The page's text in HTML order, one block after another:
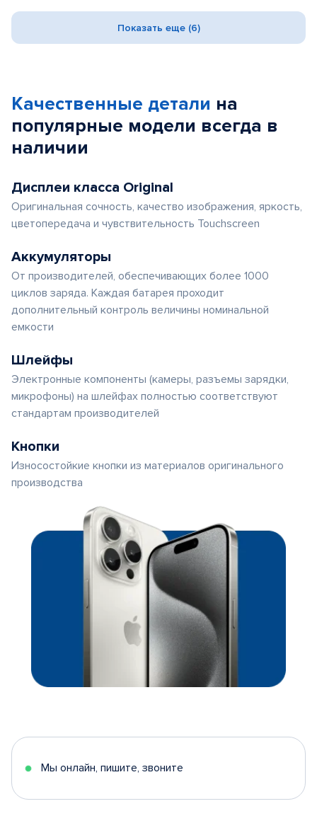
Показать еще (6)
Качественные детали на
популярные модели всегда в
наличии
Дисплеи класса Original
Оригинальная сочность, качество изображения, яркость,
цветопередача и чувствительность Touchscreen
Аккумуляторы
От производителей, обеспечивающих более 1000
циклов заряда. Каждая батарея проходит
дополнительный контроль величины номинальной
емкости
Шлейфы
Электронные компоненты (камеры, разъемы зарядки,
микрофоны) на шлейфах полностью соответствуют
стандартам производителей
Кнопки
Износостойкие кнопки из материалов оригинального
производства
Мы онлайн, пишите, звоните